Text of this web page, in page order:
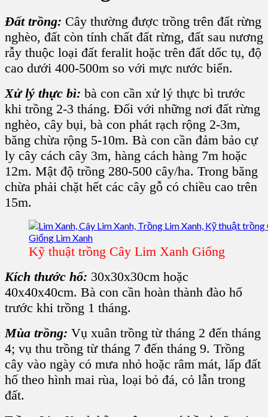
Đất trồng: Cây thường được trồng trên đất rừng
nghèo, đất còn tính chất đất rừng, đất sau nương
rẫy thuộc loại đất feralit hoặc trên đất dốc tụ, độ
cao dưới 400-500m so với mực nước biển.
Xử lý thực bì: bà con cần xử lý thực bì trước
khi trồng 2-3 tháng. Đối với những nơi đất rừng
nghèo, cây bụi, bà con phát rạch rộng 2-3m,
băng chừa rộng 5-10m. Bà con cần đảm bảo cự
ly cây cách cây 3m, hàng cách hàng 7m hoặc
12m. Mật độ trồng 280-500 cây/ha. Trong băng
chừa phải chặt hết các cây gỗ có chiều cao trên
15m.
Kỹ thuật trồng Cây Lim Xanh Giống
Kích thước hố: 30x30x30cm hoặc
40x40x40cm. Bà con cần hoàn thành đào hố
trước khi trồng 1 tháng.
Mùa trồng: Vụ xuân trồng từ tháng 2 đến tháng
4; vụ thu trồng từ tháng 7 đến tháng 9. Trồng
cây vào ngày có mưa nhỏ hoặc râm mát, lấp đất
hố theo hình mai rùa, loại bỏ đá, cỏ lẫn trong
đất.